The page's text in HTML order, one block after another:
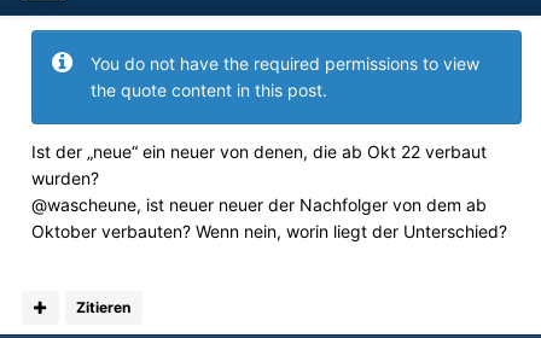
You do not have the required permissions to view
the quote content in this post.
Ist der „neue“ ein neuer von denen, die ab Okt 22 verbaut
wurden?
@wascheune, ist neuer neuer der Nachfolger von dem ab
Oktober verbauten? Wenn nein, worin liegt der Unterschied?
Zitieren